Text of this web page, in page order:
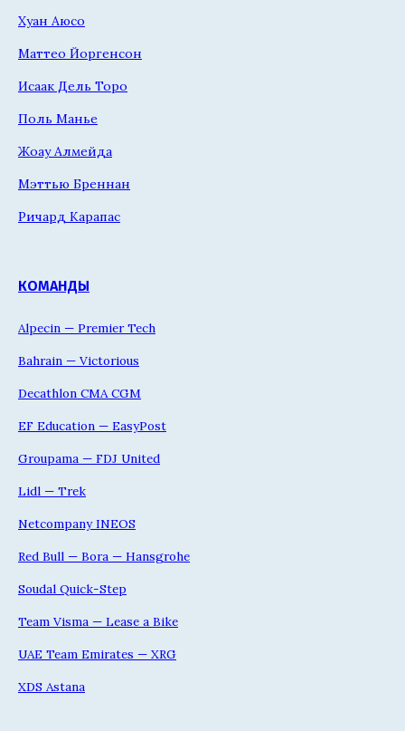
Хуан Аюсо
Маттео Йоргенсон
Исаак Дель Торо
Поль Манье
Жоау Алмейда
Мэттью Бреннан
Ричард Карапас
КОМАНДЫ
Alpecin — Premier Tech
Bahrain — Victorious
Decathlon CMA CGM
EF Education — EasyPost
Groupama — FDJ United
Lidl — Trek
Netcompany INEOS
Red Bull — Bora — Hansgrohe
Soudal Quick-Step
Team Visma — Lease a Bike
UAE Team Emirates — XRG
XDS Astana